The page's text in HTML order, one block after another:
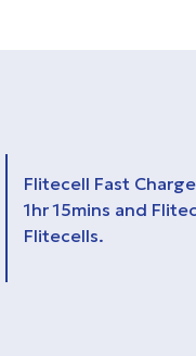
Flitecell Fast
1hr 15mins and
Flitecells.